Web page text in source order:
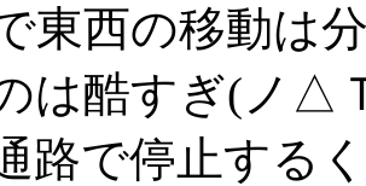
東西の移動は
は酷すぎ(ノ△
路で停止する